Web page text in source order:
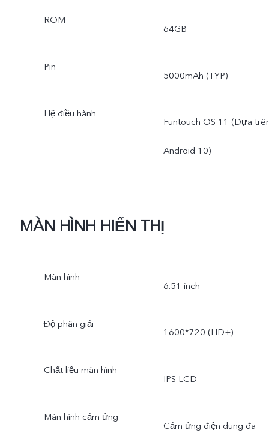
ROM
64GB
Pin
5000mAh (TYP)
Hệ điều hành
Funtouch OS 11 (Dựa
Android 10)
MÀN HÌNH HIỂN THỊ
Màn hình
6.51 inch
Độ phân giải
1600*720 (HD+)
Chất liệu màn hình
IPS LCD
Màn hình cảm ứng
Cảm ứng điện dung đa